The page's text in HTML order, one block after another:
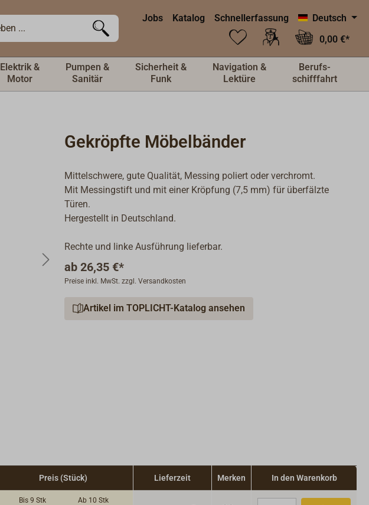
Jobs Katalog Schnellerfassung
Deutsch
0,00 €*
Elektrik &
Motor
Pumpen &
Sanitär
Sicherheit &
Funk
Navigation &
Lektüre
Berufs-
schifffahrt
Gekröpfte Möbelbänder
Mittelschwere, gute Qualität, Messing poliert oder verchromt.
Mit Messingstift und mit einer Kröpfung (7,5 mm) für überfälzte
Türen.
Hergestellt in Deutschland.
Rechte und linke Ausführung lieferbar.
ab 26,35 €*
Preise inkl. MwSt. zzgl. Versandkosten
Artikel im TOPLICHT-Katalog ansehen
Preis (Stück) Lieferzeit Merken In den Warenkorb
Bis 9Stk Ab 10 Stk